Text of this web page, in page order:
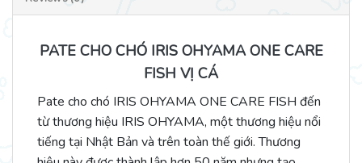
PATE CHO CHÓ IRIS OHYAMA ONE CARE
FISH VỊ CÁ
Pate cho chó IRIS OHYAMA ONE CARE FISH đến
từ thương hiệu IRIS OHYAMA, một thương hiệu nổi
tiếng tại Nhật Bản và trên toàn thế giới. Thương